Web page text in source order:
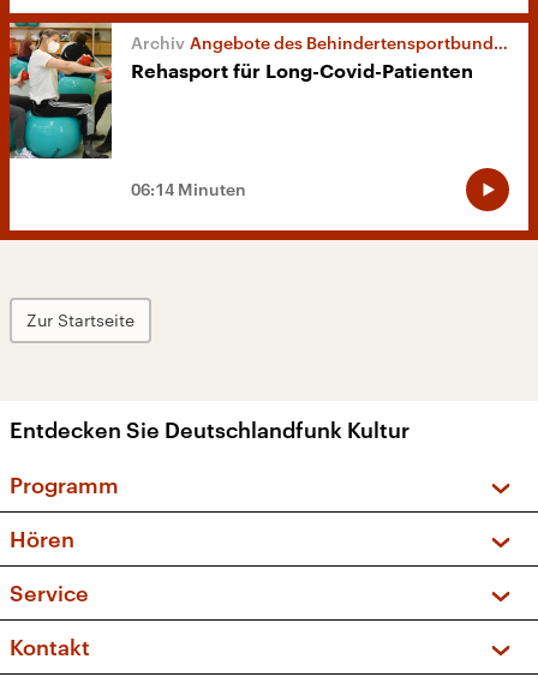
Angebote des Behindertensportbundes
Rehasport für Long-Covid-Patienten
06:14 Minuten
Zur Startseite
Entdecken Sie Deutschlandfunk Kultur
Programm
Sendungen und Podcasts
Musikliste
Kakadu – Das Kinderprogramm
Hören
Frequenzen (UKW + DAB+)
Service
FAQ
Kontakt